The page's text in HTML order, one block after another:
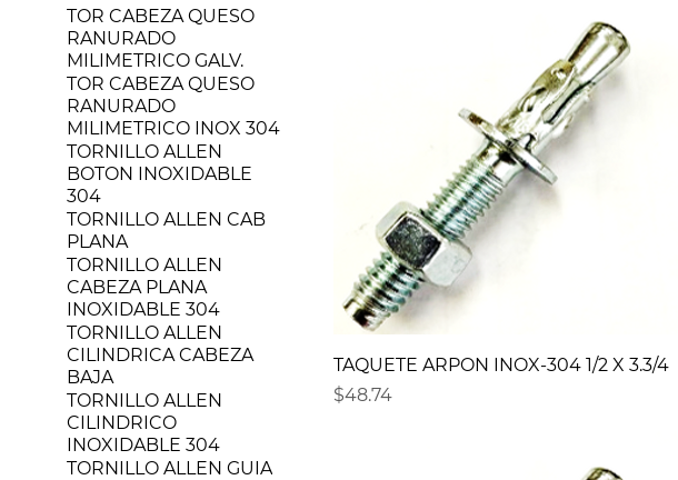
TOR CABEZA QUESO
RANURADO
MILIMETRICO GALV.
TOR CABEZA QUESO
RANURADO
MILIMETRICO INOX 304
TORNILLO ALLEN
BOTON INOXIDABLE
304
TORNILLO ALLEN CAB
PLANA
TORNILLO ALLEN
CABEZA PLANA
INOXIDABLE 304
TORNILLO ALLEN
CILINDRICA CABEZA
BAJA
TORNILLO ALLEN
CILINDRICO
INOXIDABLE 304
TORNILLO ALLEN GUIA
TAQUETE ARPON INOX-304 1/2 X 3.3/4
Precio
$48.74